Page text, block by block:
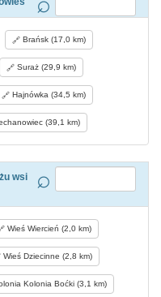
Brańsk (17,0 km)
Suraż (29,9 km)
Hajnówka (34,5 km)
(39,1 km)
wsi
Wieś Wiercień (2,0 km)
Wieś Dziecinne (2,8 km)
Kolonia Boćki (3,1 km)